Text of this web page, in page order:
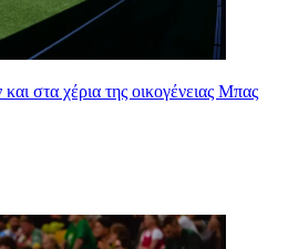
στα χέρια της οικογένειας Μπας